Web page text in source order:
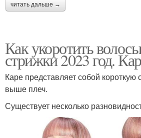
читать дальше →
Как укоротить
стрижки 2023 год.
Каре представляет собой короткую
выше плеч.
Существует несколько